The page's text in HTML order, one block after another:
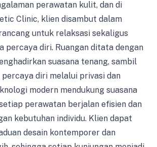
perawatan kulit, dan di
Clinic, klien disambut dalam
untuk relaksasi sekaligus
percaya diri. Ruangan ditata dengan
suasana tenang, sambil
percaya diri melalui privasi dan
modern mendukung suasana
perawatan berjalan efisien dan
kebutuhan individu. Klien dapat
desain kontemporer dan